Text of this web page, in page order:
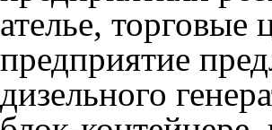
ателье,
предприятие
дизельного